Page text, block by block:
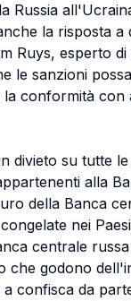
Russia
la risposta a
Ruys, esperto
le sanzioni
conformità con
divieto su tutte
alla
della Banca
nei
centrale
godono
confisca da